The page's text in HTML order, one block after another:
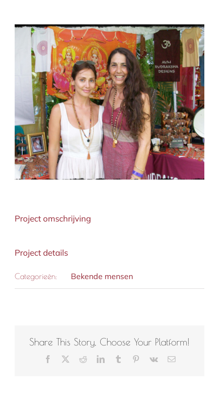
View
Larger
Image
Project omschrijving
Project details
Categorieën: Bekende mensen
Share This Story, Choose Your Platform!
Facebook RedditLinkedInTumblr Pinterest
Vk
E-